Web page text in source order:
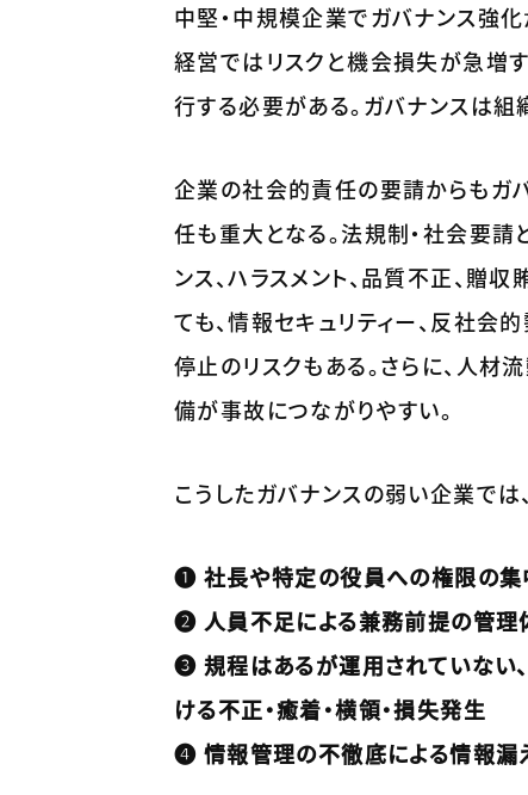
中堅・中規模企業でガバナンス強
経営ではリスクと機会損失が急増
行する必要がある。ガバナンスは
企業の社会的責任の要請からもガ
任も重大となる。法規制・社会要
ンス、ハラスメント、品質不正、贈
ても、情報セキュリティー、反社会
停止のリスクもある。さらに、人材
備が事故につながりやすい。
こうしたガバナンスの弱い企業では
❶ 社長や特定の役員への権限の集
❷ 人員不足による兼務前提の管理
❸ 規程はあるが運用されていない
ける不正・癒着・横領・損失発生
❹ 情報管理の不徹底による情報漏